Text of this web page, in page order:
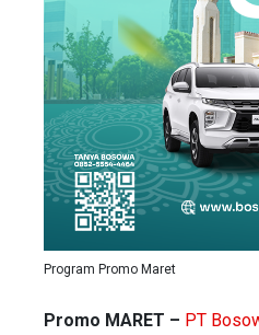
Program Promo Maret
Promo MARET – PT